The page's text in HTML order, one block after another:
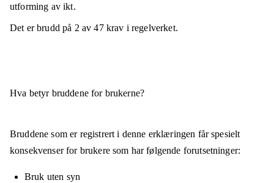
utforming av ikt.
Det er brudd på 2av47krav i regelverket.
Hva betyr bruddene for brukerne?
Bruddene som er registrert i denne erklæringen får spesielt
konsekvenser for brukere som har følgende forutsetninger:
Bruk uten syn